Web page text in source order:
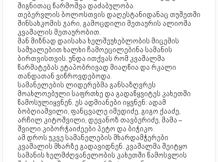
შიგნითაც წარმოშვა დაძაბულობა.
თებერვლის ბოლოსთვის დაღესტანიდანაც თუშეთში
შინსახკომის ჯარი, გამოცდილი მეთაურის ალიოშა
კვაშალის მეთაურობით.
მან მიზნად დაისახა ხელშეუხებლობის მიცემის
საშუალებით ხალხი ჩამოეცილებინა სამანის
ბირთვისთვის. უნდა ითქვას რომ კვაშალმა
წარმატებას ეტაპობრივად მიაღწია და რკალი
თანდათან ვიწროვდებოდა.
სამანელების ლიდერებმა განსაზღვრეს
მოახლოებული საფრთხე და გადაწყვიტეს კახეთში
წამოსულიყვნენ. ეს ადმიანები იყვნენ: ადამ
ბობღიაშვილი, ფანცვალე იმედიძე, გიგო ქააძე,
არჩილ კიტოშვილი, დევანოზ თავბერიძე, მამა –
შვილი კიბორჭაიძეები პეტო და ბიჭიკო.
ამ დროს უკვე სამანელების მხარდამჭერები
კვაშალის მხარზე გადავიდნენ. კვაშალმა შეიტყო
სამანის ხელმძღვანელობის კახეთში წამოსვლის